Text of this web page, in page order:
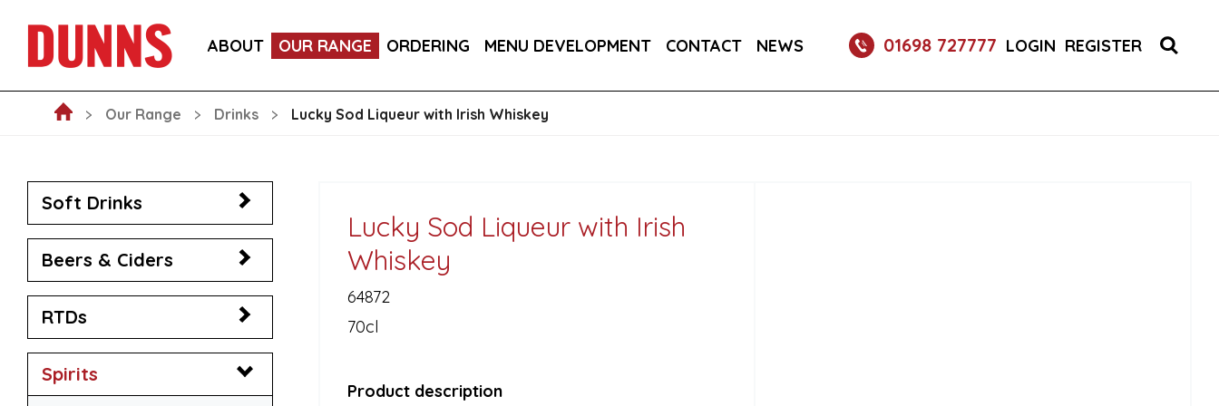
ABOUT OUR RANGE ORDERING MENU DEVELOPMENT CONTACT NEWS 01698 727777 LOGIN REGISTER
VICTORIA MALAGA CERVEZA LAGER CANS 330ML
Our Range Drinks Lucky Sod Liqueur with Irish Whiskey
Soft Drinks
Beers & Ciders
RTDs
Spirits
Lucky Sod Liqueur with Irish
Whiskey
64872
70cl
Product description